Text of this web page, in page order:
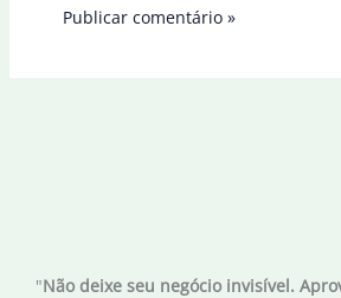
"Não deixe seu negócio invisível.